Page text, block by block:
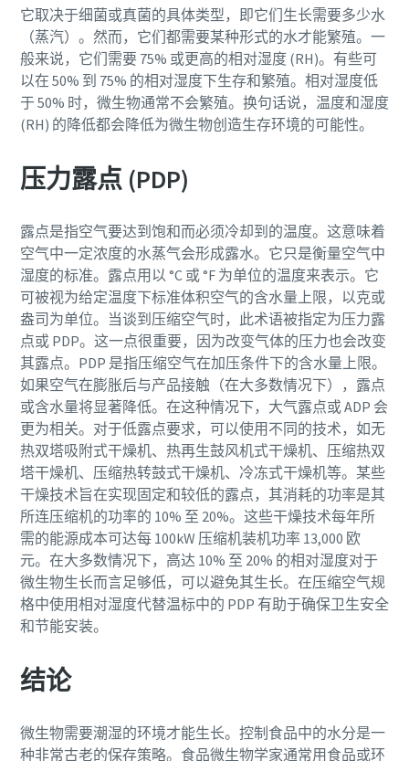
它取决于细菌或真菌的具体类型，即它们生长需要多少水
（蒸汽）。然而，它们都需要某种形式的水才能繁殖。一
般来说，它们需要 75% 或更高的相对湿度 (RH)。有些可
以在 50% 到 75% 的相对湿度下生存和繁殖。相对湿度低
于 50% 时，微生物通常不会繁殖。换句话说，温度和湿度
(RH) 的降低都会降低为微生物创造生存环境的可能性。
压力露点 (PDP)
露点是指空气要达到饱和而必须冷却到的温度。这意味着
空气中一定浓度的水蒸气会形成露水。它只是衡量空气中
湿度的标准。露点用以 °C 或 °F 为单位的温度来表示。它
可被视为给定温度下标准体积空气的含水量上限，以克或
盎司为单位。当谈到压缩空气时，此术语被指定为压力露
点或 PDP。这一点很重要，因为改变气体的压力也会改变
其露点。PDP 是指压缩空气在加压条件下的含水量上限。
如果空气在膨胀后与产品接触（在大多数情况下），露点
或含水量将显著降低。在这种情况下，大气露点或 ADP 会
更为相关。对于低露点要求，可以使用不同的技术，如无
热双塔吸附式干燥机、热再生鼓风机式干燥机、压缩热双
塔干燥机、压缩热转鼓式干燥机、冷冻式干燥机等。某些
干燥技术旨在实现固定和较低的露点，其消耗的功率是其
所连压缩机的功率的 10% 至 20%。这些干燥技术每年所
需的能源成本可达每 100kW 压缩机装机功率 13,000 欧
元。在大多数情况下，高达 10% 至 20% 的相对湿度对于
微生物生长而言足够低，可以避免其生长。在压缩空气规
格中使用相对湿度代替温标中的 PDP 有助于确保卫生安全
和节能安装。
结论
微生物需要潮湿的环境才能生长。控制食品中的水分是一
种非常古老的保存策略。食品微生物学家通常用食品或环